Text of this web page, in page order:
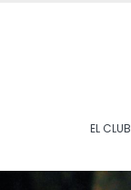
EL CLUB